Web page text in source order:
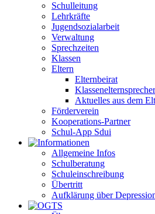
Schulleitung
Lehrkräfte
Jugendsozialarbeit
Verwaltung
Sprechzeiten
Klassen
Eltern
Elternbeirat
Klassenelternsprecher
Aktuelles aus dem
Förderverein
Kooperations-Partner
Schul-App Sdui
Allgemeine Infos
Schulberatung
Schuleinschreibung
Übertritt
Aufklärung über